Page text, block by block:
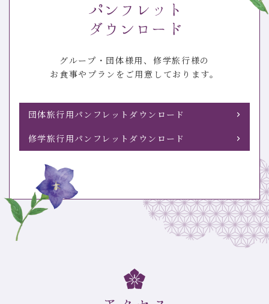
グループ・団体様用、修学旅行様の
お食事やプランをご用意しております。
団体旅行用パンフレットダウンロード
修学旅行用パンフレットダウンロード